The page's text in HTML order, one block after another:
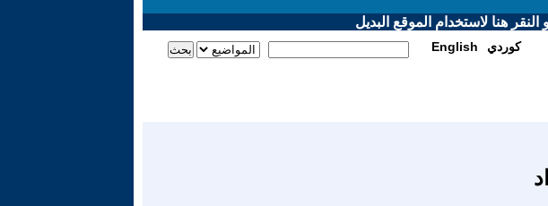
هنا لاستخدام الموقع البديل
English كوردي